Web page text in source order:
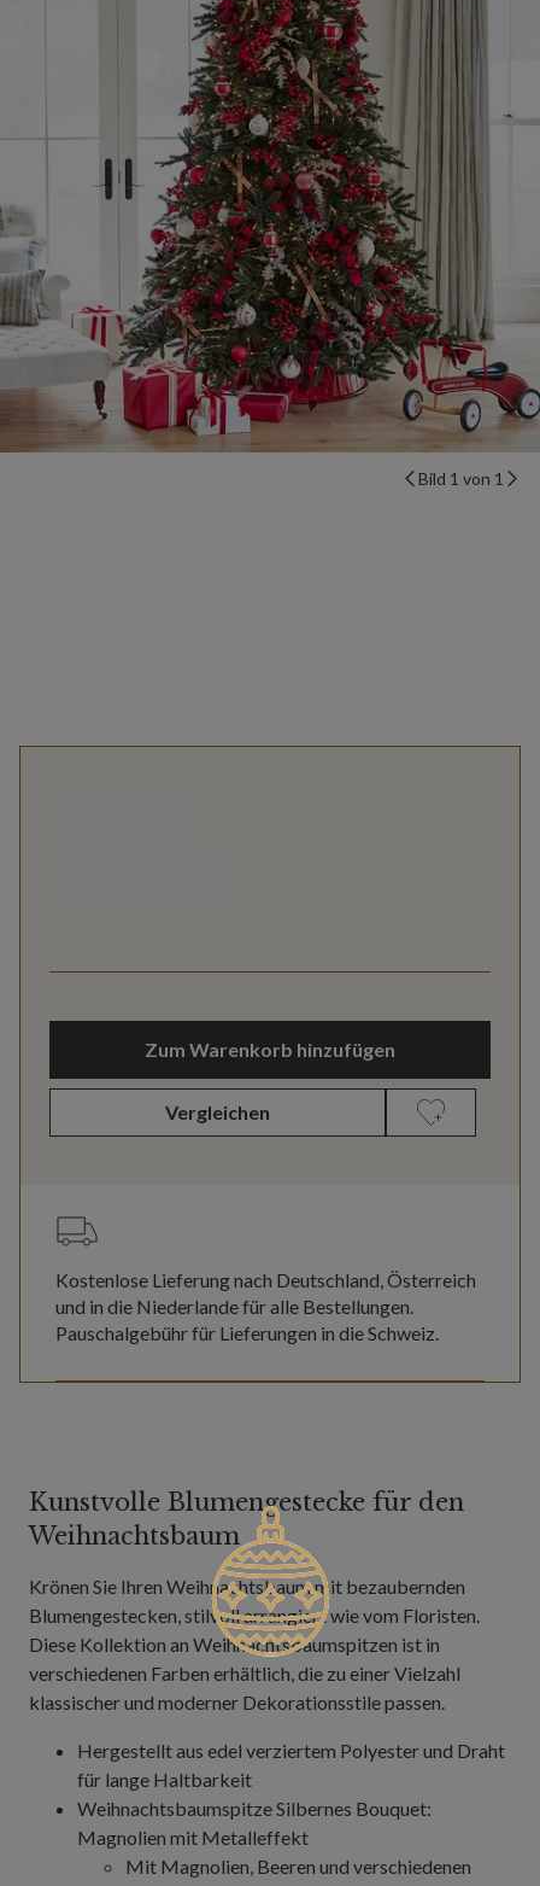
Bild 1 von 1
Zum Warenkorb hinzufügen
Vergleichen
Kostenlose Lieferung nach Deutschland, Österreich
und in die Niederlande für alle Bestellungen.
Pauschalgebühr für Lieferungen in die Schweiz.
Kunstvolle Blumengestecke für den
Weihnachtsbaum
Krönen Sie Ihren Weihnachtsbaum mit bezaubernden
Blumengestecken, stilvoll arrangiert wie vom Floristen.
Diese Kollektion an Weihnachtsbaumspitzen ist in
verschiedenen Farben erhältlich, die zu einer Vielzahl
klassischer und moderner Dekorationsstile passen.
Hergestellt aus edel verziertem Polyester und Draht
für lange Haltbarkeit
Weihnachtsbaumspitze Silbernes Bouquet:
Magnolien mit Metalleffekt
Mit Magnolien, Beeren und verschiedenen